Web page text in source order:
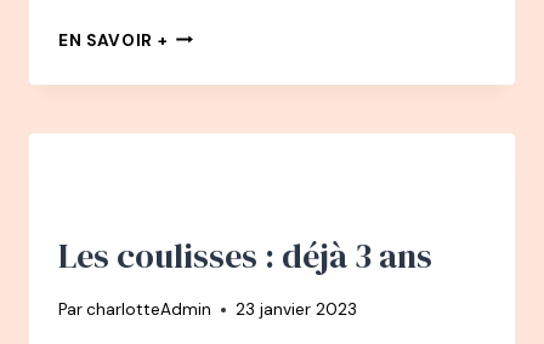
EN SAVOIR + 145
–
PARDO
ÉCOLOGIE
LEADER
Les coulisses : déjà 3 ans
ParcharlotteAdmin 23 janvier 2023